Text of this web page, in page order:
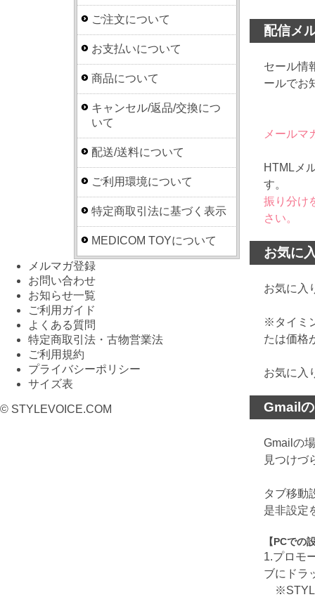
配信メ
セール情
ールでお
メールマ
HTMLメ
す。
振り分け
さい。
お気に
お気に入
※タイミ
たは価格
お気に入
Gmail
Gmailの
見つけづ
タブ移動
是非設定
【PCでの
1.プロモ
ブにドラ
ご注文について
お支払いについて
商品について
キャンセル/返品/交換につ
いて
配送/送料について
ご利用環境について
特定商取引法に基づく表示
MEDICOM TOYについて
メルマガ登録
お問い合わせ
お知らせ一覧
ご利用ガイド
よくある質問
特定商取引法・古物営業法
ご利用規約
プライバシーポリシー
サイズ表
© STYLEVOICE.COM